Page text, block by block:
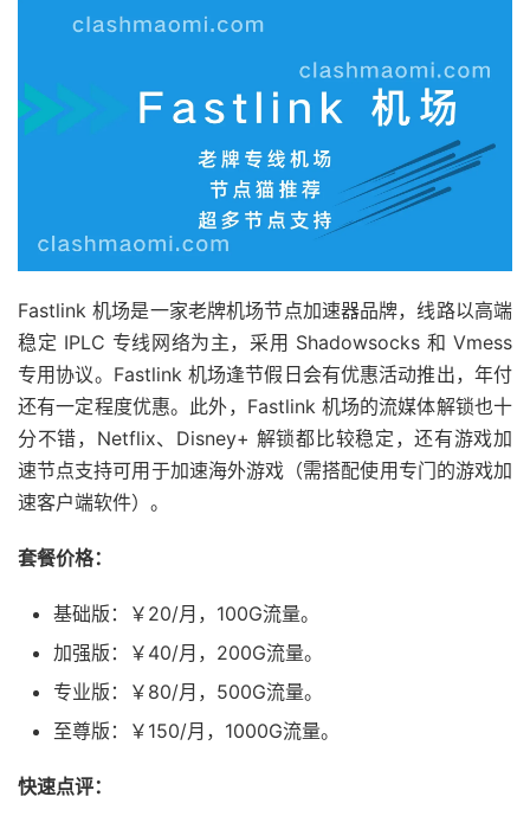
Fastlink 机场是一家老牌机场节点加速器品牌，线路以高端
稳定 IPLC 专线网络为主，采用 Shadowsocks 和 Vmess
专用协议。Fastlink 机场逢节假日会有优惠活动推出，年付
还有一定程度优惠。此外，Fastlink 机场的流媒体解锁也十
分不错，Netflix、Disney+ 解锁都比较稳定，还有游戏加
速节点支持可用于加速海外游戏（需搭配使用专门的游戏加
速客户端软件）。
套餐价格：
基础版：￥20/月，100G流量。
加强版：￥40/月，200G流量。
专业版：￥80/月，500G流量。
至尊版：￥150/月，1000G流量。
快速点评：